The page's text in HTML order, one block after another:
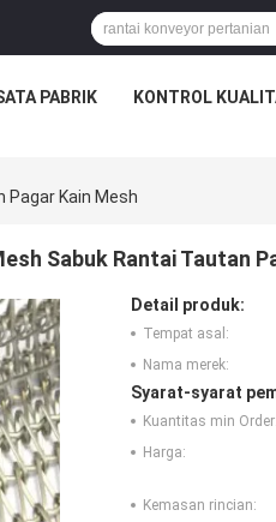
PABRIK KONTROL
Pagar Kain Mesh
Sabuk Rantai Tautan
Detail produk:
Tempat asal:
Nama merek:
Syarat-syarat
Kuantitas min Order:
Harga:
Kemasan rincian: